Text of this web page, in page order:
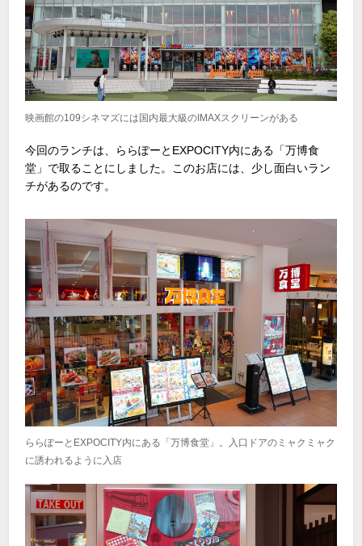
映画館の109シネマズには国内最大級のIMAXスクリーンがある
今回のランチは、ららぽーと EXPOCITY内にある「万博食
堂」で取ることにしました。このお店には、少し面白いラン
チがあるのです。
ららぽーとEXPOCITY内にある「万博食堂」。入口ドアのミャクミャク
に誘われるように入店